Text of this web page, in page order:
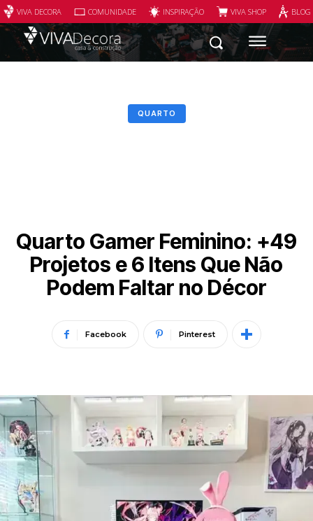
VIVA DECORA COMUNIDADE INSPIRAÇÃO VIVA SHOP
QUARTO
Quarto Gamer Feminino: +49
Projetos e 6 Itens Que Não
Podem Faltar no Décor
Facebook Pinterest